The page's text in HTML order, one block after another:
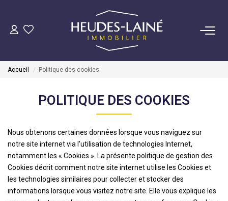
VENDRE
LOUER
GÉRER
Mise En Location
Gestion Locative
Accueil Politique des cookies
POLITIQUE DES COOKIES
Nous obtenons certaines données lorsque vous naviguez sur
notre site internet via l'utilisation de technologies Internet,
notamment les « Cookies ». La présente politique de gestion des
Cookies décrit comment notre site internet utilise les Cookies et
les technologies similaires pour collecter et stocker des
informations lorsque vous visitez notre site. Elle vous explique les